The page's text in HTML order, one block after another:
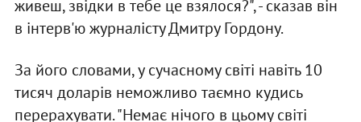
живеш, звідки в тебе це взялося?", - сказав він
в інтерв'ю журналісту Дмитру Гордону.
За його словами, у сучасному світі навіть 10
тисяч доларів неможливо таємно кудись
перерахувати. "Немає нічого в цьому світі